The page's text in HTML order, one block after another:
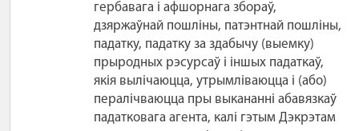
гербавага і афшорнага збораў,
дзяржаўнай пошліны, патэнтнай пошліны,
падатку, падатку за здабычу (выемку)
прыродных рэсурсаў і іншых падаткаў,
якія вылічаюцца, утрымліваюцца і (або)
пералічваюцца пры выкананні абавязкаў
падатковага агента, калі гэтым Дэкрэтам